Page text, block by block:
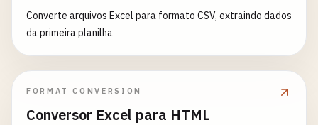
Converte arquivos Excel para formato CSV, extraindo dados
da primeira planilha
FORMAT CONVERSION
Conversor Excel para HTML